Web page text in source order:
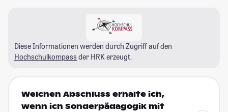
Diese Informationen werden durch Zugriff auf den
Hochschulkompass der HRK erzeugt.
Welchen Abschluss erhalte ich,
wenn ich Sonderpädagogik mit